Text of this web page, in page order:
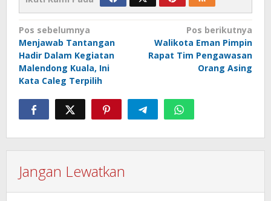
Navigasi
pos
Pos sebelumnya
Menjawab Tantangan
Hadir Dalam Kegiatan
Malendong Kuala, Ini
Kata Caleg Terpilih
Pos berikutnya
Walikota Eman Pimpin
Rapat Tim Pengawasan
Orang Asing
Jangan Lewatkan